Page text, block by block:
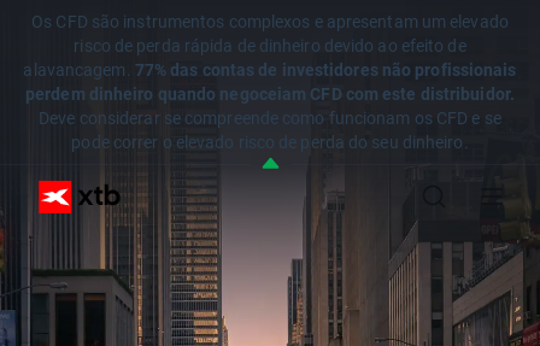
Os CFD são instrumentos complexos e apresentam um elevado
risco de perda rápida de dinheiro devido ao efeito de
alavancagem. 77% das contas de investidores não profissionais
perdem dinheiro quando negoceiam CFD com este distribuidor.
Deve considerar se compreende como funcionam os CFD e se
pode correr o elevado risco de perda do seu dinheiro.